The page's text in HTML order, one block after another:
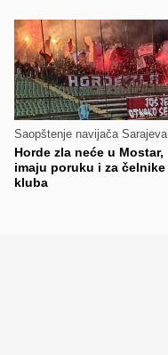
Saopštenje navijača Sarajeva
Horde zla neće u Mostar,
imaju poruku i za čelnike
kluba